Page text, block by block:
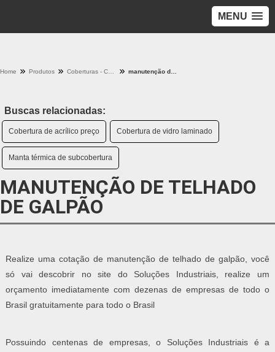
MENU
Home Produtos
Buscas relacionadas:
Cobertura de acrílico preço Cobertura de vidro laminado
Manta térmica de subcobertura
MANUTENÇÃO DE TELHADO
DE GALPÃO
Realize uma cotação de manutenção de telhado de galpão, você
só vai descobrir no site do Soluções Industriais, realize um
orçamento imediatamente com dezenas de empresas de todo o
Brasil gratuitamente para todo o Brasil
Possuindo centenas de empresas, o Soluções Industriais é a